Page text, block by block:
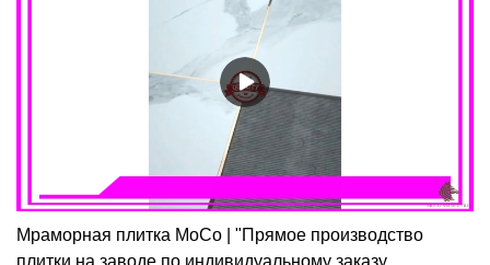
Мраморная плитка MoCo | "Прямое производство
плитки на заводе по индивидуальному заказу